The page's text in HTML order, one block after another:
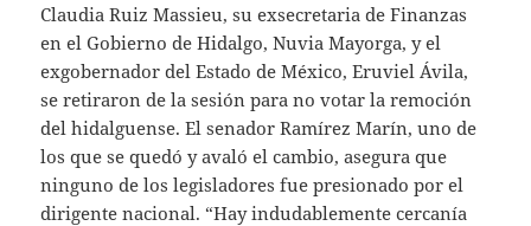
Claudia Ruiz Massieu, su exsecretaria de Finanzas
en el Gobierno de Hidalgo, Nuvia Mayorga, y el
exgobernador del Estado de México, Eruviel Ávila,
se retiraron de la sesión para no votar la remoción
del hidalguense. El senador Ramírez Marín, uno de
los que se quedó y avaló el cambio, asegura que
ninguno de los legisladores fue presionado por el
dirigente nacional. “Hay indudablemente cercanía